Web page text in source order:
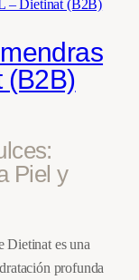
(B2B)
Piel y
Dietinat es una
profunda